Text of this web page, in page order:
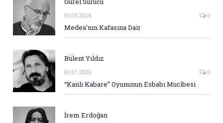
05.03.2026 0
Medea’nın Kafasına Dair
Bülent Yıldız
03.01.2026 0
“Kanlı Kabare” Oyununun Esbabı Mucibesi
İrem Erdoğan